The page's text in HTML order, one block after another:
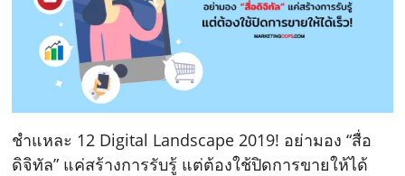
ชำแหละ 12 Digital Landscape 2019! อย่ามอง “สื่อ
ดิจิทัล” แค่สร้างการรับรู้ แต่ต้องใช้ปิดการขายให้ได้